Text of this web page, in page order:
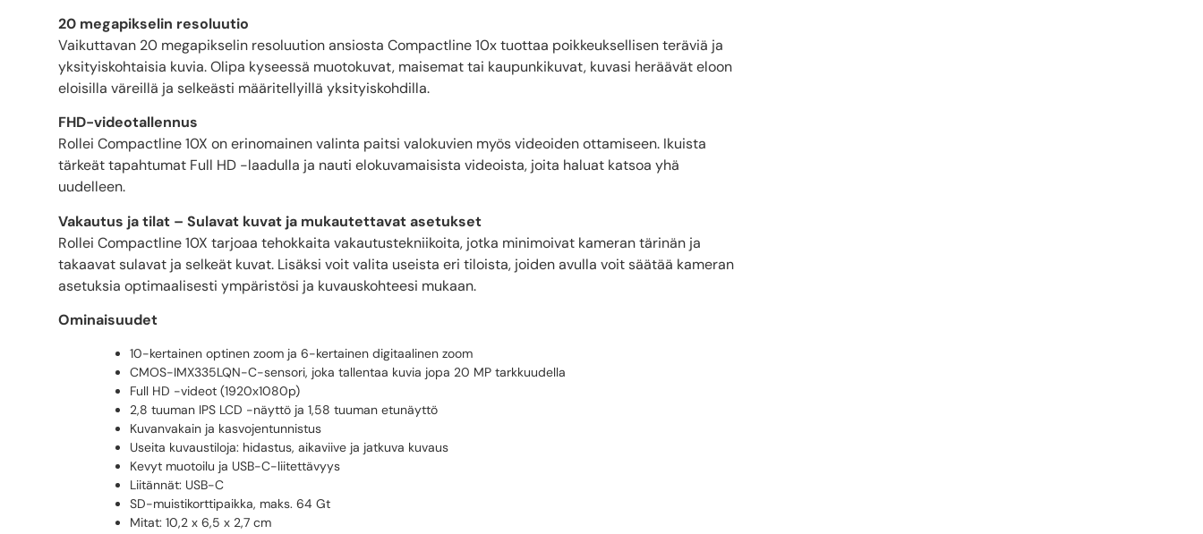
20 megapikselin resoluutio
Vaikuttavan 20 megapikselin resoluution ansiosta Compactline 10x tuottaa poikkeuksellisen teräviä ja
yksityiskohtaisia kuvia. Olipa kyseessä muotokuvat, maisemat tai kaupunkikuvat, kuvasi heräävät eloon
eloisilla väreillä ja selkeästi määritellyillä yksityiskohdilla.
FHD-videotallennus
Rollei Compactline 10X on erinomainen valinta paitsi valokuvien myös videoiden ottamiseen. Ikuista
tärkeät tapahtumat Full HD -laadulla ja nauti elokuvamaisista videoista, joita haluat katsoa yhä
uudelleen.
Vakautus ja tilat – Sulavat kuvat ja mukautettavat asetukset
Rollei Compactline 10X tarjoaa tehokkaita vakautustekniikoita, jotka minimoivat kameran tärinän ja
takaavat sulavat ja selkeät kuvat. Lisäksi voit valita useista eri tiloista, joiden avulla voit säätää kameran
asetuksia optimaalisesti ympäristösi ja kuvauskohteesi mukaan.
Ominaisuudet
10-kertainen optinen zoom ja 6-kertainen digitaalinen zoom
CMOS-IMX335LQN-C-sensori, joka tallentaa kuvia jopa 20 MP tarkkuudella
Full HD -videot (1920x1080p)
2,8 tuuman IPS LCD -näyttö ja 1,58 tuuman etunäyttö
Kuvanvakain ja kasvojentunnistus
Useita kuvaustiloja: hidastus, aikaviive ja jatkuva kuvaus
Kevyt muotoilu ja USB-C-liitettävyys
Liitännät: USB-C
SD-muistikorttipaikka, maks. 64 Gt
Mitat: 10,2 x 6,5 x 2,7 cm